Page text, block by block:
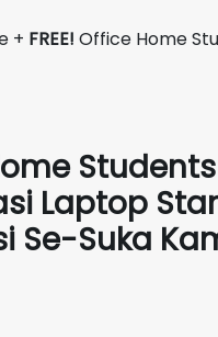
+ FREE! Office Home
Laptop
Se-Suka